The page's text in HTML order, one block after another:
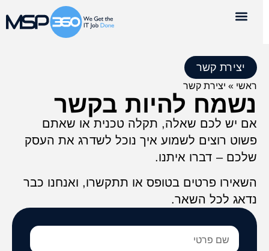
יצירת קשר
ראשי»יצירת קשר
נשמח להיות בקשר
אם יש לכם שאלה, תקלה טכנית או שאתם
פשוט רוצים לשמוע איך נוכל לשדרג את העסק
שלכם – דברו איתנו.
השאירו פרטים בטופס או תתקשרו, ואנחנו כבר
נדאג לכל השאר.